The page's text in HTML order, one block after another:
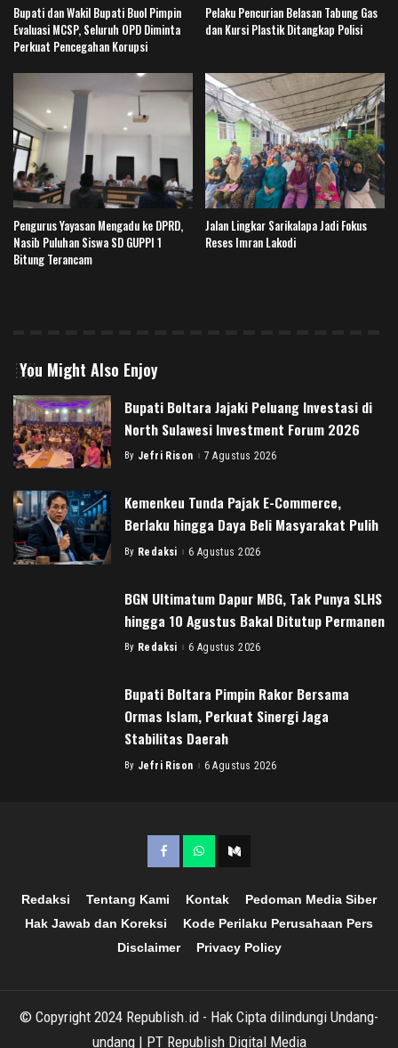
Bupati dan Wakil Bupati Buol Pimpin
Evaluasi MCSP, Seluruh OPD Diminta
Perkuat Pencegahan Korupsi
Pelaku Pencurian Belasan Tabung Gas
dan Kursi Plastik Ditangkap Polisi
Pengurus Yayasan Mengadu ke DPRD,
Nasib Puluhan Siswa SD GUPPI 1
Bitung Terancam
Jalan Lingkar Sarikalapa Jadi Fokus
Reses Imran Lakodi
You Might Also Enjoy
Bupati Boltara Jajaki Peluang Investasi di
North Sulawesi Investment Forum 2026
Posted
By Jefri Rison 7 Agustus 2026
Kemenkeu Tunda Pajak E-Commerce,
Berlaku hingga Daya Beli Masyarakat Pulih
Posted
By Redaksi 6 Agustus 2026
BGN Ultimatum Dapur MBG, Tak Punya SLHS
hingga 10 Agustus Bakal Ditutup Permanen
Posted
By Redaksi 6 Agustus 2026
Bupati Boltara Pimpin Rakor Bersama
Ormas Islam, Perkuat Sinergi Jaga
Stabilitas Daerah
Posted
By Jefri Rison 6 Agustus 2026
Redaksi Tentang Kami Kontak
Pedoman Media Siber
Hak Jawab dan Koreksi
Kode Perilaku Perusahaan Pers
Disclaimer
Privacy Policy
© Copyright 2024 Republish.id - Hak Cipta dilindungi Undang-
undang | PT Republish Digital Media